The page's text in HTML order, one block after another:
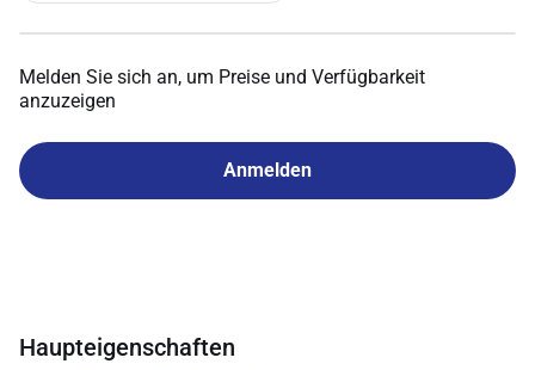
Melden Sie sich an, um Preise und Verfügbarkeit
anzuzeigen
Anmelden
Haupteigenschaften